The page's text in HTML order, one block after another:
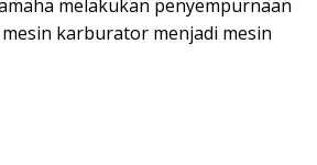
melakukan penyempurnaan
karburator menjadi mesin